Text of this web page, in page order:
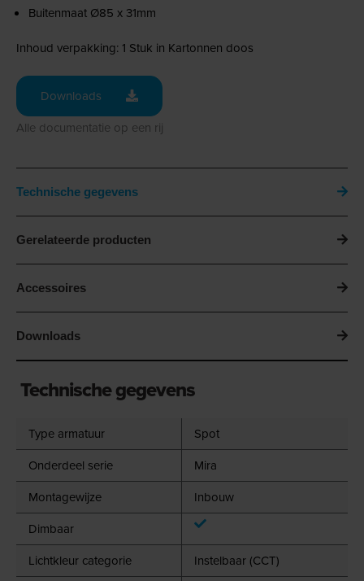
Buitenmaat Ø85 x 31mm
Inhoud verpakking: 1 Stuk in Kartonnen doos
Downloads
Alle documentatie op een rij
Technische gegevens
Gerelateerde producten
Accessoires
Downloads
Technische gegevens
Type armatuur
Spot
Onderdeel serie
Mira
Montagewijze
Inbouw
Dimbaar
Lichtkleur categorie
Instelbaar (CCT)